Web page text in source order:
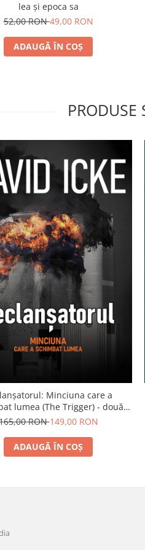
lea și epoca sa
52,00 RON49,00 RON
ADAUGĂ ÎN COȘ
PRODUSE
Minciuna care a
lumea (The Trigger) - două
volume
RON149,00 RON
ADAUGĂ ÎN COȘ